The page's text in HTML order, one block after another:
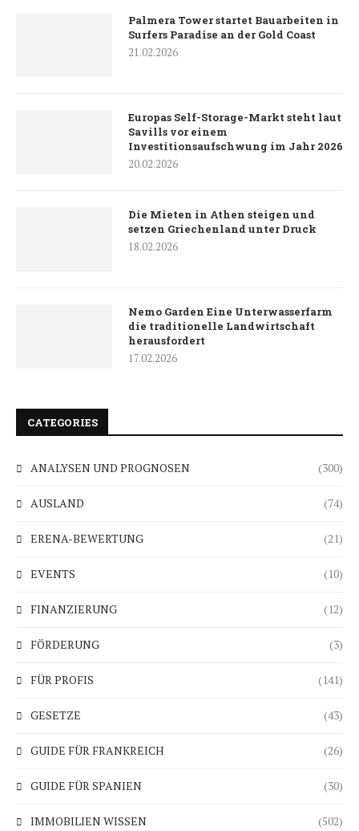
Palmera Tower startet Bauarbeiten in
Surfers Paradise an der Gold Coast
21.02.2026
Europas Self-Storage-Markt steht laut
Savills vor einem
Investitionsaufschwung im Jahr 2026
20.02.2026
Die Mieten in Athen steigen und
setzen Griechenland unter Druck
18.02.2026
Nemo Garden Eine Unterwasserfarm
die traditionelle Landwirtschaft
herausfordert
17.02.2026
CATEGORIES
ANALYSEN UND PROGNOSEN (300)
AUSLAND (74)
ERENA-BEWERTUNG (21)
EVENTS (10)
FINANZIERUNG (12)
FÖRDERUNG (3)
FÜR PROFIS (141)
GESETZE (43)
GUIDE FÜR FRANKREICH (26)
GUIDE FÜR SPANIEN (30)
IMMOBILIEN WISSEN (502)